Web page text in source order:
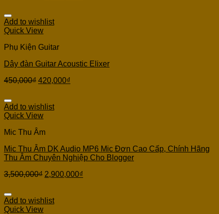
Add to wishlist
Quick View
Phụ Kiện Guitar
Dây đàn Guitar Acoustic Elixer
450,000₫ 420,000₫
Add to wishlist
Quick View
Mic Thu Âm
Mic Thu Âm DK Audio MP6 Mic Đơn Cao Cấp, Chính Hãng
Thu Âm Chuyên Nghiệp Cho Blogger
3,500,000₫ 2,900,000₫
Add to wishlist
Quick View